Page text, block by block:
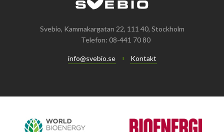
Svebio, Kammakargatan 22, 111 40, Stockholm
Telefon: 08-441 70 80
info@svebio.se Kontakt